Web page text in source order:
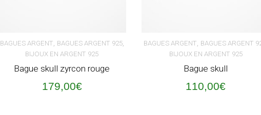
BAGUES ARGENT, BAGUES ARGENT 925,
BIJOUX EN ARGENT 925
Bague skull zyrcon rouge
179,00€
BAGUES ARGENT, BAGUES ARGENT
BIJOUX EN ARGENT 925
Bague skull
110,00€